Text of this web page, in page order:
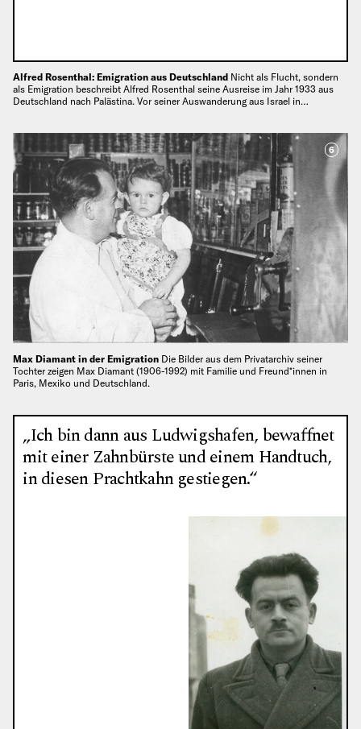
Alfred Rosenthal: Emigration aus Deutschland Nicht als Flucht, sondern
als Emigration beschreibt Alfred Rosenthal seine Ausreise im Jahr 1933 aus
Deutschland nach Palästina. Vor seiner Auswanderung aus Israel in…
6
Max Diamant in der Emigration Die Bilder aus dem Privatarchiv seiner
Tochter zeigen Max Diamant (1906-1992) mit Familie und Freund*innen in
Paris, Mexiko und Deutschland.
„Ich bin dann aus Ludwigshafen, bewaffnet
mit einer Zahnbürste und einem Handtuch,
in diesen Prachtkahn gestiegen.“